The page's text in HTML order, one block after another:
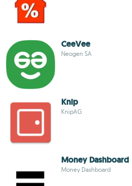
CeeVee
Neogen SA
Knip
KnipAG
Money Dashboard
Money Dashboard